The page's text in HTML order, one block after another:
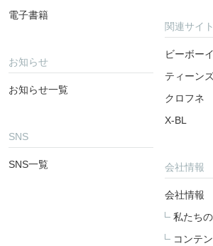
電子書籍
お知らせ
お知らせ一覧
SNS
SNS一覧
関連サイト
ビーボー
ティーン
クロフネ
X-BL
会社情報
会社情報
私たち
コンテ